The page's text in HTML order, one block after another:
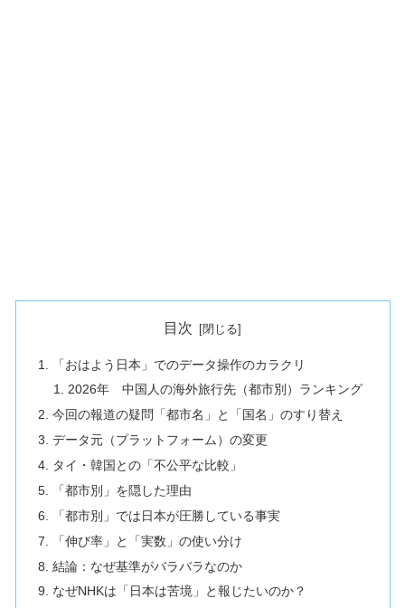
目次
「おはよう日本」でのデータ操作のカラクリ
2026年 中国人の海外旅行先（都市別）ランキング
今回の報道の疑問「都市名」と「国名」のすり替え
データ元（プラットフォーム）の変更
タイ・韓国との「不公平な比較」
「都市別」を隠した理由
「都市別」では日本が圧勝している事実
「伸び率」と「実数」の使い分け
結論：なぜ基準がバラバラなのか
なぜNHKは「日本は苦境」と報じたいのか？